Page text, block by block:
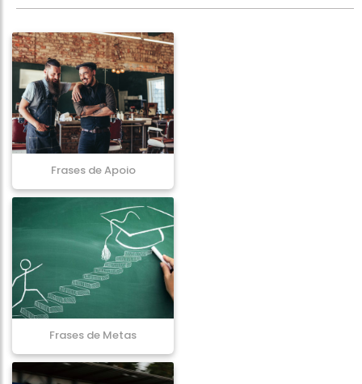
Frases de Apoio
Frases de Metas